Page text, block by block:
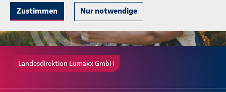
Zustimmen Nur notwendige
Landesdirektion Eumaxx GmbH